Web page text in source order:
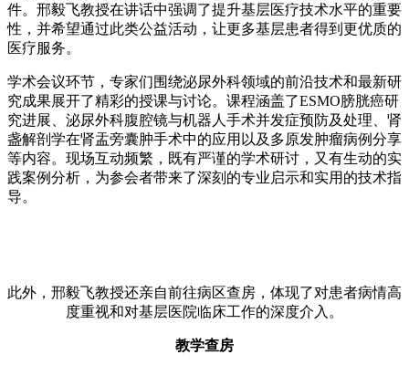
件。邢毅飞教授在讲话中强调了提升基层医疗技术水平的重要
性，并希望通过此类公益活动，让更多基层患者得到更优质的
医疗服务。
学术会议环节，专家们围绕泌尿外科领域的前沿技术和最新研
究成果展开了精彩的授课与讨论。课程涵盖了ESMO膀胱癌研
究进展、泌尿外科腹腔镜与机器人手术并发症预防及处理、肾
盏解剖学在肾盂旁囊肿手术中的应用以及多原发肿瘤病例分享
等内容。现场互动频繁，既有严谨的学术研讨，又有生动的实
践案例分析，为参会者带来了深刻的专业启示和实用的技术指
导。
此外，邢毅飞教授还亲自前往病区查房，体现了对患者病情高
度重视和对基层医院临床工作的深度介入。
教学查房